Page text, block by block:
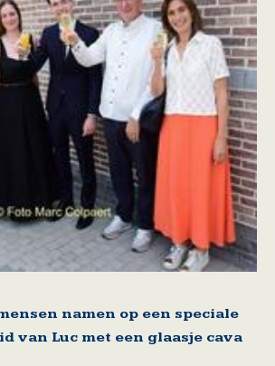
namen op een speciale
van Luc met een glaasje cava